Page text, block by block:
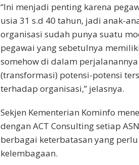
“Ini menjadi penting karena
usia 31 s.d 40 tahun, jadi anak-
organisasi sudah punya suatu
pegawai yang sebetulnya
somehow di dalam
(transformasi) potensi-potensi
terhadap organisasi,” jelasnya.
Sekjen Kementerian Kominfo
dengan ACT Consulting setiap
berbagai keterbatasan yang
kelembagaan.